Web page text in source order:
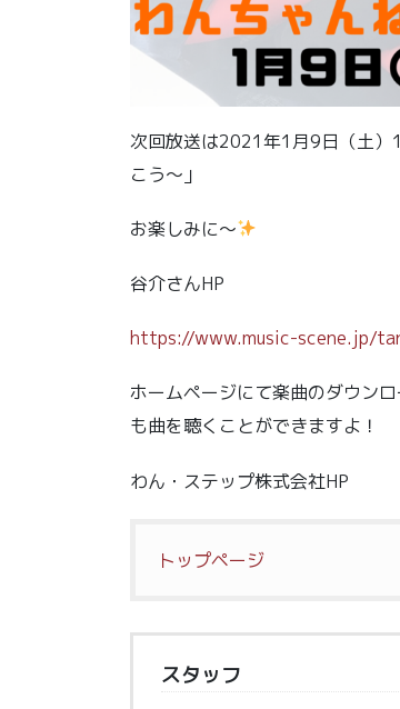
次回放送は2021年1月9日（土
こう～」
お楽しみに～
谷介さんHP
https://www.music-scene.jp/
ホームページにて楽曲のダウン
も曲を聴くことができますよ！
わん・ステップ株式会社HP
トップページ
スタッフ